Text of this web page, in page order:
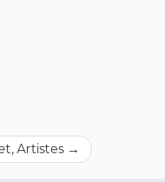
Artistes →